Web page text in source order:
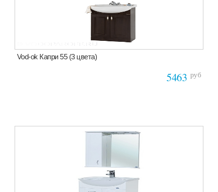
Vod-ok Капри 55 (3 цвета)
5463 руб